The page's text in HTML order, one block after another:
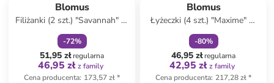
Blomus
Filiżanki (2 szt.) "Savannah" w
kolorze beżowym - 250 ml
-72%
51,95 złregularna
46,95 zł z family
Cena producenta: 173,57 zł*
Blomus
Łyżeczki (4 szt.) "Maxime" w
kolorze srebrno-szarym - wys.
11 cm
-80%
46,95 złregularna
42,95 zł z family
Cena producenta: 217,28 zł*